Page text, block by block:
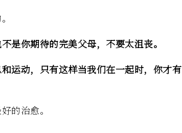
是你期待的完美父母，不要太沮丧。
运动，只有这样当我们在一起时，你才有
的治愈。